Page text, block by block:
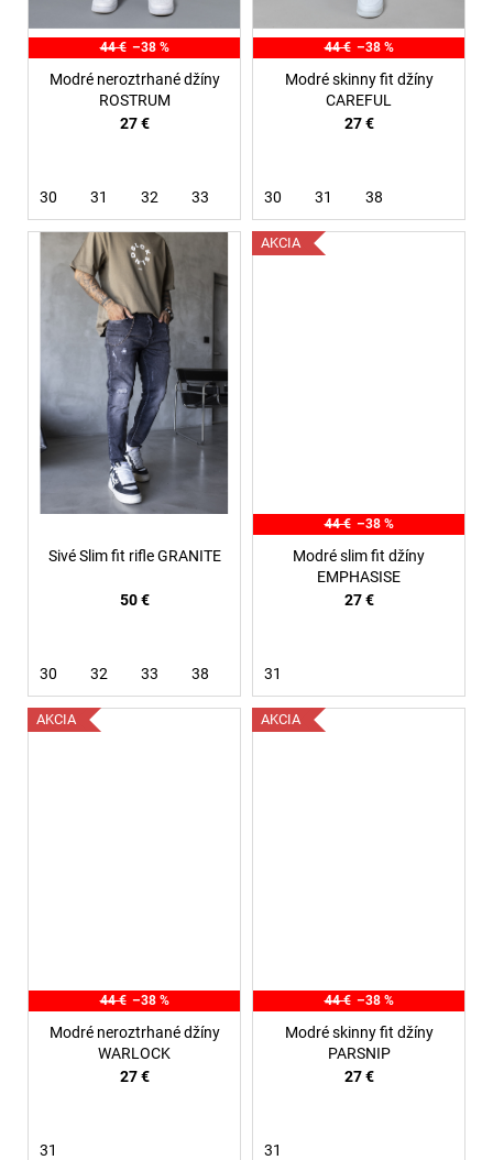
k
44 € –38 %
Modré neroztrhané džíny
ROSTRUM
27 €
30 31 32 33
44 € –38 %
Modré skinny fit džíny
CAREFUL
27 €
30 31 38
Sivé Slim fit rifle GRANITE
50 €
30 32 33 38
AKCIA
44 € –38 %
Modré slim fit džíny
EMPHASISE
27 €
31
AKCIA
44 € –38 %
Modré neroztrhané džíny
WARLOCK
27 €
31
AKCIA
44 € –38 %
Modré skinny fit džíny
PARSNIP
27 €
31